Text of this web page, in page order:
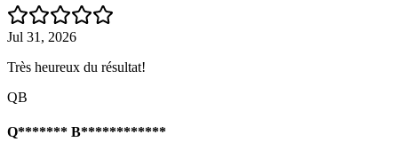
Jul 31, 2026
Très heureux du résultat!
QB
Q******* B************